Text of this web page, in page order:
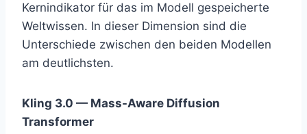
Kernindikator für das im Modell gespeicherte
Weltwissen. In dieser Dimension sind die
Unterschiede zwischen den beiden Modellen
am deutlichsten.
Kling 3.0 — Mass-Aware Diffusion
Transformer